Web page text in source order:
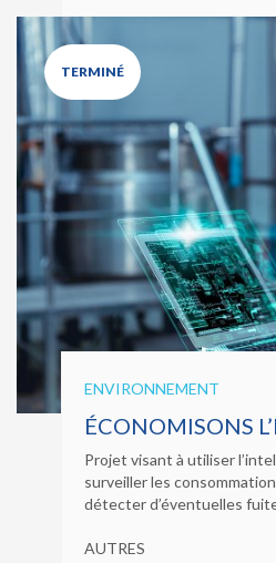
TERMINÉ
ENVIRONNEMENT
ÉCONOMISONS
Projet visant à utiliser
surveiller les
détecter d’éventuelles
AUTRES